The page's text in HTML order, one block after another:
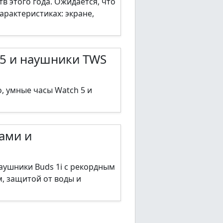
экране,
и наушники TWS
умные часы Watch 5 и
и
Buds 1i с рекордным
защитой от воды и